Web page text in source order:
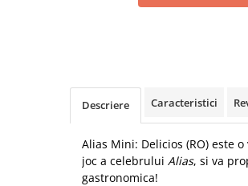
Descriere Caracteristici
Alias Mini: Delicios (RO) este
joc a celebrului Alias, si va
gastronomica!